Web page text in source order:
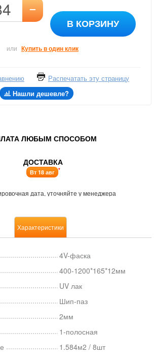
–
В КОРЗИНУ
или Купить в один клик
Распечатать эту страницу
Нашли дешевле?
ЛЮБЫМ СПОСОБОМ
ДОСТАВКА
Вт 18 авг *
дата, уточняйте у менеджера
Характеристики
4V-фаска
400-1200*165*12мм
UV лак
Шип-паз
2мм
1-полосная
1.584м2 / 8шт